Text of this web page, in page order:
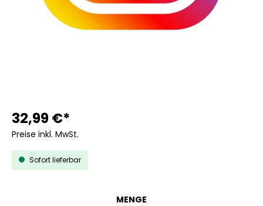
32,99 €*
Preise inkl. MwSt.
Sofort lieferbar
MENGE